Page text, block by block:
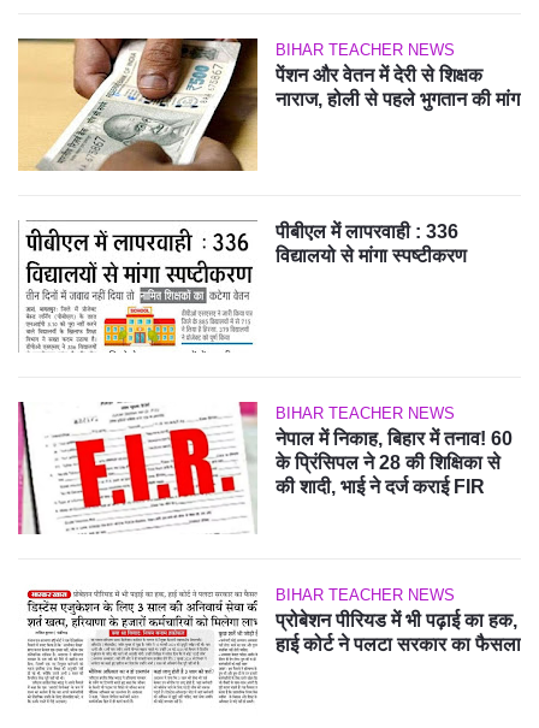
BIHAR TEACHER NEWS
पेंशन और वेतन में देरी से शिक्षक
नाराज, होली से पहले भुगतान की मांग
पीबीएल में लापरवाही : 336
विद्यालयो से मांगा स्पष्टीकरण
BIHAR TEACHER NEWS
नेपाल में निकाह, बिहार में तनाव! 60
के प्रिंसिपल ने 28 की शिक्षिका से
की शादी, भाई ने दर्ज कराई FIR
BIHAR TEACHER NEWS
प्रोबेशन पीरियड में भी पढ़ाई का हक,
हाई कोर्ट ने पलटा सरकार का फैसला